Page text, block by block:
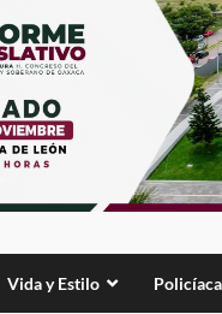
Vida y Estilo Policíaca